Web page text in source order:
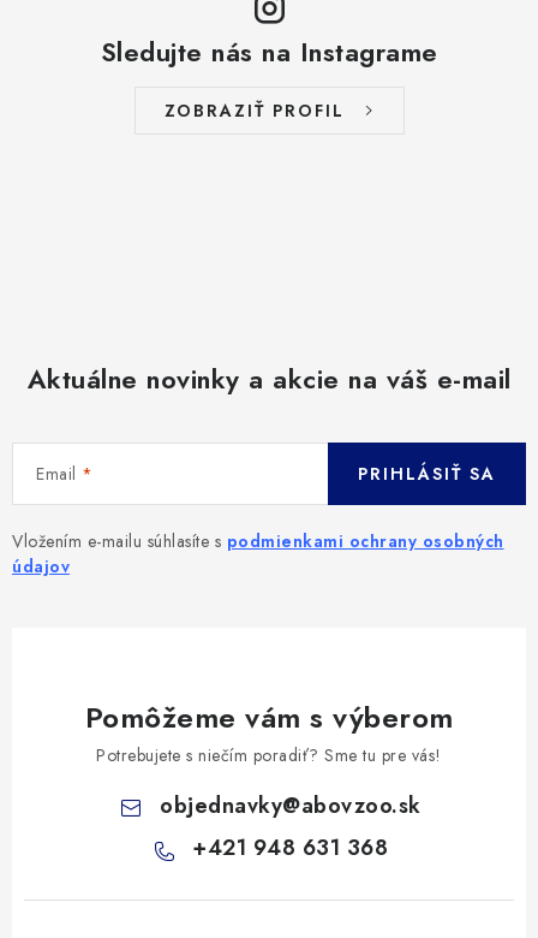
Sledujte nás na Instagrame
ZOBRAZIŤ PROFIL
Aktuálne novinky a akcie na váš e-mail
Email
Vložením e-mailu súhlasíte s podmienkami ochrany osobných
údajov
PRIHLÁSIŤ SA
Pomôžeme vám s výberom
Potrebujete s niečím poradiť? Sme tu pre vás!
objednavky@abovzoo.sk
+421 948 631 368